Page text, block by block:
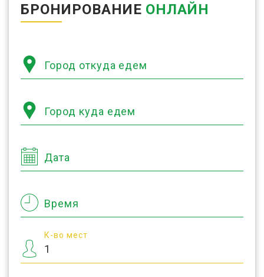
БРОНИРОВАНИЕ ОНЛАЙН
Город откуда едем
Город куда едем
Дата
Время
К-во мест